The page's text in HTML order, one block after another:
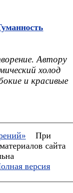
Автору
холод
и красивые
При
сайта
версия